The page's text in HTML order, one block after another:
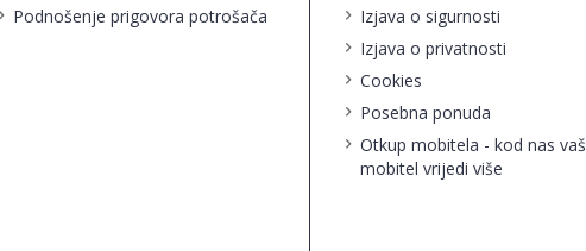
Podnošenje prigovora potrošača
Izjava o sigurnosti
Izjava o privatnosti
Cookies
Posebna ponuda
Otkup mobitela - kod nas vaš
mobitel vrijedi više